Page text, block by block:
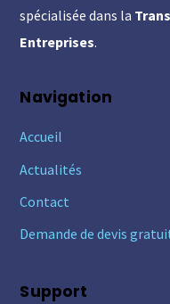
spécialisée dans la
Entreprises.
Navigation
Accueil
Actualités
Contact
Demande de devis
Support